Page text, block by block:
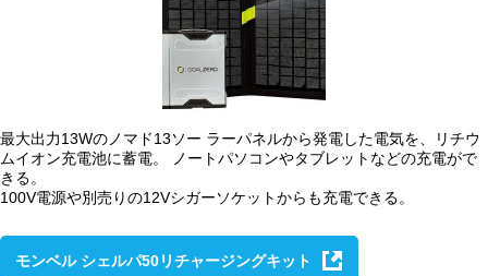
最大出力13Wのノマド13ソー ラーパネルから発電した電気を、リチウ
ムイオン充電池に蓄電。 ノートパソコンやタブレットなどの充電がで
きる。
100V電源や別売りの12Vシガーソケットからも充電できる。
モンベル シェルパ50リチャージングキット